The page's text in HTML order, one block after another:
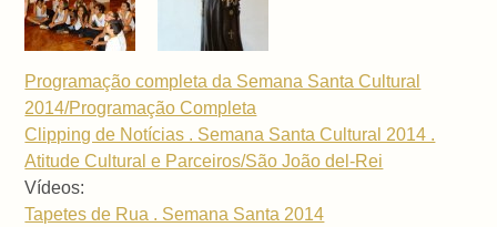
Programação completa da Semana Santa Cultural
2014/Programação Completa
Clipping de Notícias . Semana Santa Cultural 2014 .
Atitude Cultural e Parceiros/São João del-Rei
Vídeos:
Tapetes de Rua . Semana Santa 2014